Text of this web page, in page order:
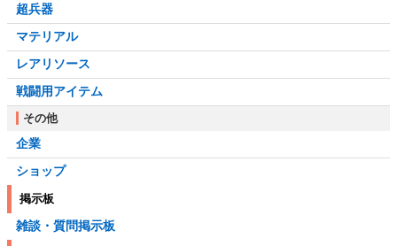
超兵器
マテリアル
レアリソース
戦闘用アイテム
その他
企業
ショップ
掲示板
雑談・質問掲示板